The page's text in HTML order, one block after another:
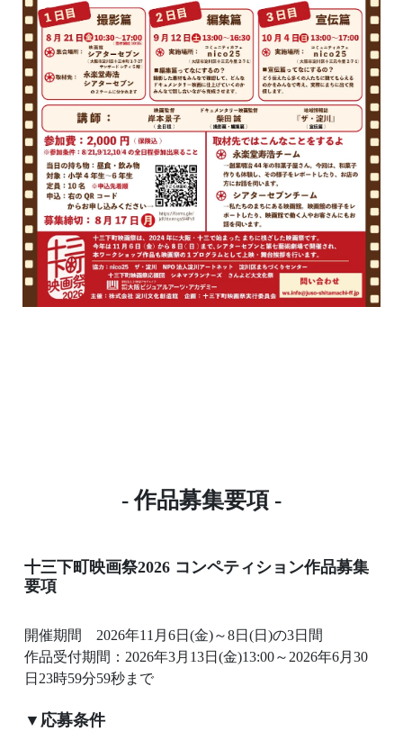
- 作品募集要項 -
十三下町映画祭2026 コンペティション作品募集
要項
開催期間 2026年11月6日(金)～8日(日)の3日間
作品受付期間：2026年3月13日(金)13:00～2026年6月30
日23時59分59秒まで
▼応募条件